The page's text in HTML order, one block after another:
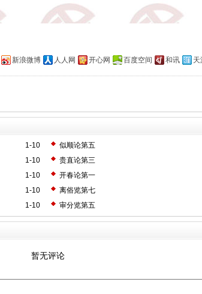
新浪微博 人人网 开心网 百度空间 和讯 天
1-10
似顺论第五
1-10
贵直论第三
1-10
开春论第一
1-10
离俗览第七
1-10
审分览第五
暂无评论